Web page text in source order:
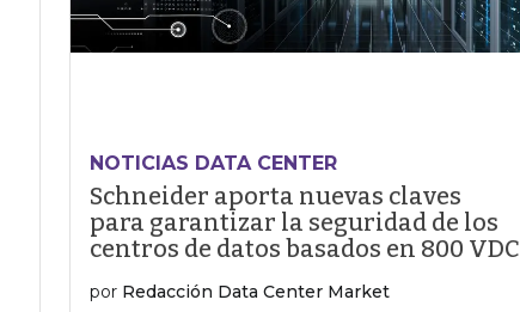
NOTICIAS DATA CENTER
Schneider aporta nuevas claves
para garantizar la seguridad de los
centros de datos basados en 800 VDC
por Redacción Data Center Market